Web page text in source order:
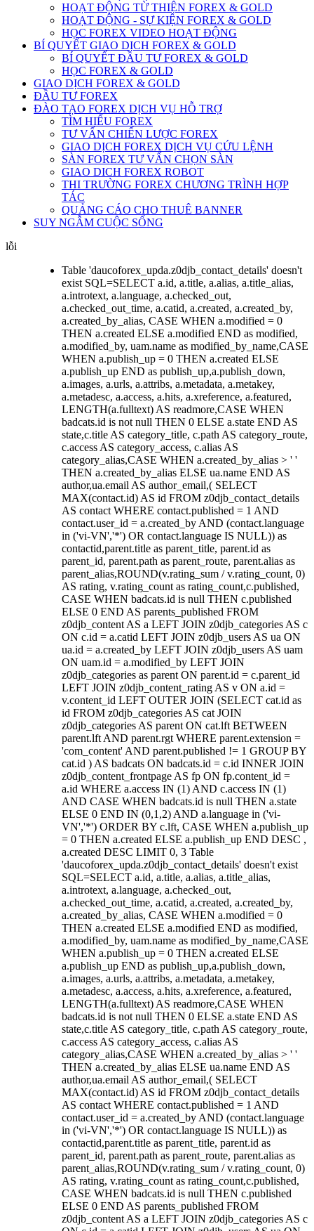
HOẠT ĐỘNG TỪ THIỆN FOREX & GOLD
HOẠT ĐỘNG - SỰ KIỆN FOREX & GOLD
HỌC FOREX VIDEO HOẠT ĐỘNG
BÍ QUYẾT GIAO DỊCH FOREX & GOLD
BÍ QUYẾT ĐẦU TƯ FOREX & GOLD
HỌC FOREX & GOLD
GIAO DỊCH FOREX & GOLD
ĐẦU TƯ FOREX
ĐÀO TẠO FOREX DỊCH VỤ HỖ TRỢ
TÌM HIỂU FOREX
TƯ VẤN CHIẾN LƯỢC FOREX
GIAO DỊCH FOREX DỊCH VỤ CỨU LỆNH
SÀN FOREX TƯ VẤN CHỌN SÀN
GIAO DICH FOREX ROBOT
THI TRƯỜNG FOREX CHƯƠNG TRÌNH HỢP
TÁC
QUẢNG CÁO CHO THUÊ BANNER
SUY NGẪM CUỘC SỐNG
lỗi
Table 'daucoforex_upda.z0djb_contact_details' doesn't
exist SQL=SELECT a.id, a.title, a.alias, a.title_alias,
a.introtext, a.language, a.checked_out,
a.checked_out_time, a.catid, a.created, a.created_by,
a.created_by_alias, CASE WHEN a.modified = 0
THEN a.created ELSE a.modified END as modified,
a.modified_by, uam.name as modified_by_name,CASE
WHEN a.publish_up = 0 THEN a.created ELSE
a.publish_up END as publish_up,a.publish_down,
a.images, a.urls, a.attribs, a.metadata, a.metakey,
a.metadesc, a.access, a.hits, a.xreference, a.featured,
LENGTH(a.fulltext) AS readmore,CASE WHEN
badcats.id is not null THEN 0 ELSE a.state END AS
state,c.title AS category_title, c.path AS category_route,
c.access AS category_access, c.alias AS
category_alias,CASE WHEN a.created_by_alias > ' '
THEN a.created_by_alias ELSE ua.name END AS
author,ua.email AS author_email,( SELECT
MAX(contact.id) AS id FROM z0djb_contact_details
AS contact WHERE contact.published = 1 AND
contact.user_id = a.created_by AND (contact.language
in ('vi-VN','*') OR contact.language IS NULL)) as
contactid,parent.title as parent_title, parent.id as
parent_id, parent.path as parent_route, parent.alias as
parent_alias,ROUND(v.rating_sum / v.rating_count, 0)
AS rating, v.rating_count as rating_count,c.published,
CASE WHEN badcats.id is null THEN c.published
ELSE 0 END AS parents_published FROM
z0djb_content AS a LEFT JOIN z0djb_categories AS c
ON c.id = a.catid LEFT JOIN z0djb_users AS ua ON
ua.id = a.created_by LEFT JOIN z0djb_users AS uam
ON uam.id = a.modified_by LEFT JOIN
z0djb_categories as parent ON parent.id = c.parent_id
LEFT JOIN z0djb_content_rating AS v ON a.id =
v.content_id LEFT OUTER JOIN (SELECT cat.id as
id FROM z0djb_categories AS cat JOIN
z0djb_categories AS parent ON cat.lft BETWEEN
parent.lft AND parent.rgt WHERE parent.extension =
'com_content' AND parent.published != 1 GROUP BY
cat.id ) AS badcats ON badcats.id = c.id INNER JOIN
z0djb_content_frontpage AS fp ON fp.content_id =
a.id WHERE a.access IN (1) AND c.access IN (1)
AND CASE WHEN badcats.id is null THEN a.state
ELSE 0 END IN (0,1,2) AND a.language in ('vi-
VN','*') ORDER BY c.lft, CASE WHEN a.publish_up
= 0 THEN a.created ELSE a.publish_up END DESC ,
a.created DESC LIMIT 0, 3 Table
'daucoforex_upda.z0djb_contact_details' doesn't exist
SQL=SELECT a.id, a.title, a.alias, a.title_alias,
a.introtext, a.language, a.checked_out,
a.checked_out_time, a.catid, a.created, a.created_by,
a.created_by_alias, CASE WHEN a.modified = 0
THEN a.created ELSE a.modified END as modified,
a.modified_by, uam.name as modified_by_name,CASE
WHEN a.publish_up = 0 THEN a.created ELSE
a.publish_up END as publish_up,a.publish_down,
a.images, a.urls, a.attribs, a.metadata, a.metakey,
a.metadesc, a.access, a.hits, a.xreference, a.featured,
LENGTH(a.fulltext) AS readmore,CASE WHEN
badcats.id is not null THEN 0 ELSE a.state END AS
state,c.title AS category_title, c.path AS category_route,
c.access AS category_access, c.alias AS
category_alias,CASE WHEN a.created_by_alias > ' '
THEN a.created_by_alias ELSE ua.name END AS
author,ua.email AS author_email,( SELECT
MAX(contact.id) AS id FROM z0djb_contact_details
AS contact WHERE contact.published = 1 AND
contact.user_id = a.created_by AND (contact.language
in ('vi-VN','*') OR contact.language IS NULL)) as
contactid,parent.title as parent_title, parent.id as
parent_id, parent.path as parent_route, parent.alias as
parent_alias,ROUND(v.rating_sum / v.rating_count, 0)
AS rating, v.rating_count as rating_count,c.published,
CASE WHEN badcats.id is null THEN c.published
ELSE 0 END AS parents_published FROM
z0djb_content AS a LEFT JOIN z0djb_categories AS c